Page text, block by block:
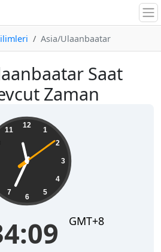
Asia/Ulaanbaatar
Saat
Zaman
12
1
2
3
4
5
6
7
11
GMT+8